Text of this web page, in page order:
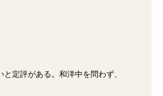
定評がある。和洋中を問わず、